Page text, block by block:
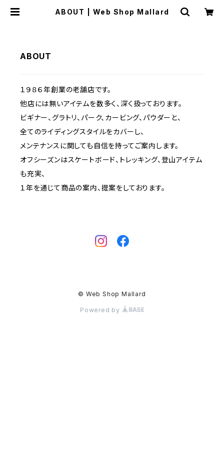
ABOUT | Web Shop Mallard
ABOUT
１９８６年創業の老舗店です。
他店には無いアイテムを数多く、深く扱っております。
ビギナー、グラトリ、パーク、カービング、パウダーと、
全てのライディングスタイルをカバーし、
メンテナンスに関しても自信を持ってご案内します。
オフシーズンはスケートボード、トレッキング、登山アイテム
も充実、
１年を通じて商品の案内、提案をしております。
© Web Shop Mallard
Powered by